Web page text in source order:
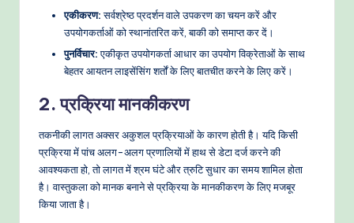
एकीकरण:सर्वश्रेष्ठ प्रदर्शन वाले उपकरण का चयन करें और
उपयोगकर्ताओं को स्थानांतरित करें, बाकी को समाप्त कर दें।
पुनर्विचार:एकीकृत उपयोगकर्ता आधार का उपयोग विक्रेताओं के साथ
बेहतर आयतन लाइसेंसिंग शर्तों के लिए बातचीत करने के लिए करें।
2. प्रक्रिया मानकीकरण
तकनीकी लागत अक्सर अकुशल प्रक्रियाओं के कारण होती है। यदि किसी
प्रक्रिया में पांच अलग-अलग प्रणालियों में हाथ से डेटा दर्ज करने की
आवश्यकता हो, तो लागत में श्रम घंटे और त्रुटि सुधार का समय शामिल होता
है। वास्तुकला को मानक बनाने से प्रक्रिया के मानकीकरण के लिए मजबूर
किया जाता है।